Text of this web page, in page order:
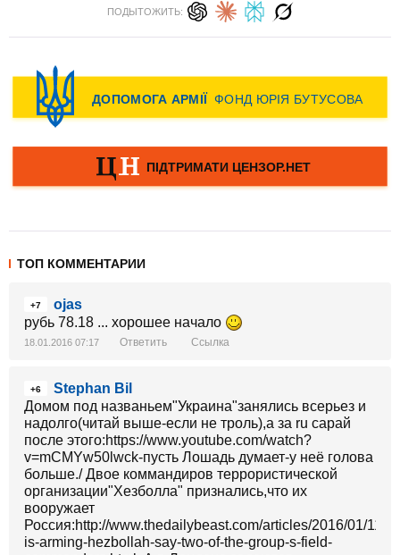
ПОДЫТОЖИТЬ:
ТОП КОММЕНТАРИИ
+7
ojas
рубь 78.18 ... хорошее начало
18.01.2016 07:17 Ответить Ссылка
+6
Stephan Bil
Домом под названьем"Украина"занялись всерьез и
надолго(читай выше-если не троль),а за ru сарай
после этого:https://www.youtube.com/watch?
v=mCMYw50lwck-пусть Лошадь думает-у неё голова
больше./ Двое коммандиров террористической
организации"Хезболла" признались,что их
вооружает
Россия:http://www.thedailybeast.com/articles/2016/01/11/
is-arming-hezbollah-say-two-of-the-group-s-field-